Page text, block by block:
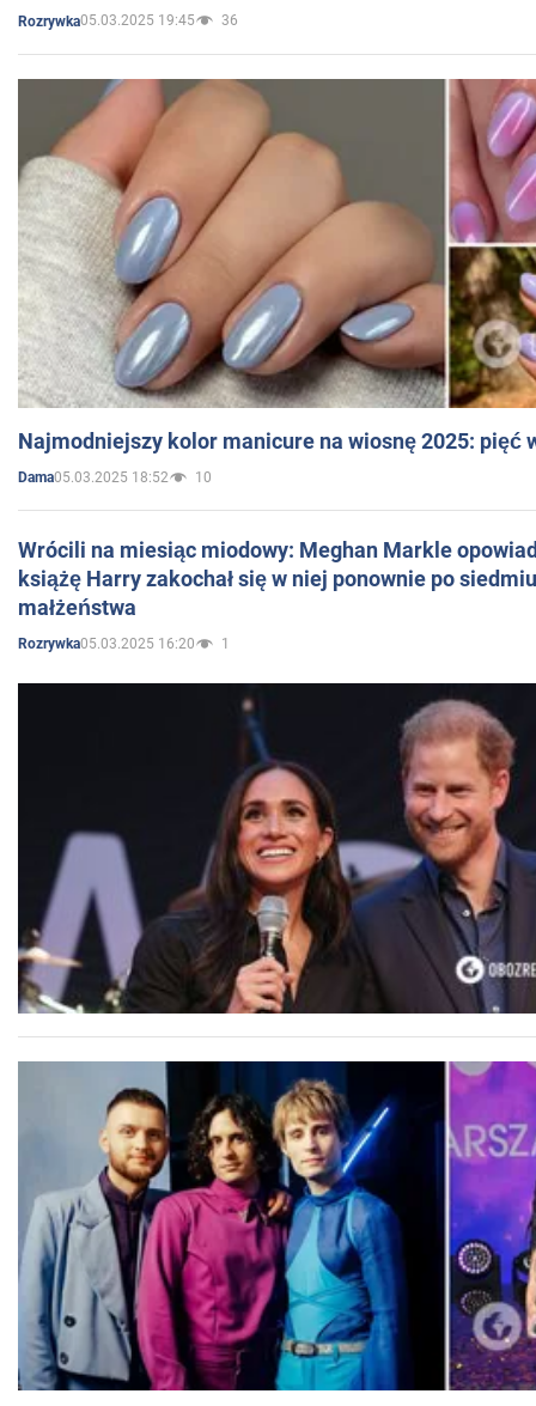
Rozrywka05.03.2025 19:45 36
Najmodniejszy kolor manicure na wiosnę 2025: pięć
Dama05.03.2025 18:52 10
Wrócili na miesiąc miodowy: Meghan Markle
książę Harry zakochał się w niej ponownie po
małżeństwa
Rozrywka05.03.2025 16:20 1